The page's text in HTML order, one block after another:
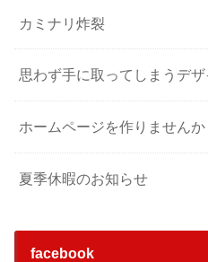
カミナリ炸裂
思わず手に取ってしまうデザ
ホームページを作りませんか
夏季休暇のお知らせ
facebook